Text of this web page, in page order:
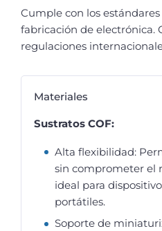
Cumple con los
fabricación de electrónica.
regulaciones
Materiales
Sustratos COF:
Alta flexibilidad:
sin comprometer el
ideal para
portátiles.
Soporte de